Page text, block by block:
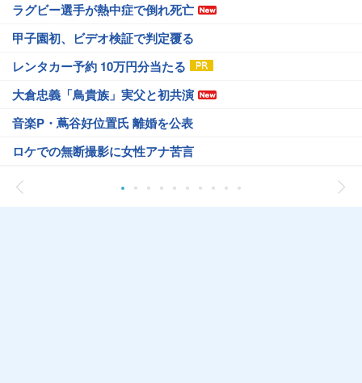
ラグビー選手が熱中症で倒れ死亡
甲子園初、ビデオ検証で判定覆る
レンタカー予約 10万円分当たる
大倉忠義「鳥貴族」実父と初共演
音楽P・蔦谷好位置氏 離婚を公表
ロケでの無断撮影に女性アナ苦言